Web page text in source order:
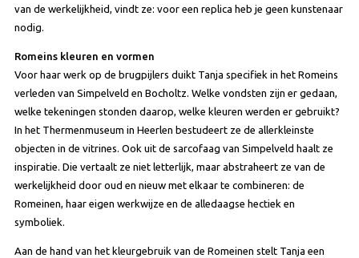
van de werkelijkheid, vindt ze: voor een replica heb je geen kunstenaar
nodig.
Romeins kleuren en vormen
Voor haar werk op de brugpijlers duikt Tanja specifiek in het Romeins
verleden van Simpelveld en Bocholtz. Welke vondsten zijn er gedaan,
welke tekeningen stonden daarop, welke kleuren werden er gebruikt?
In het Thermenmuseum in Heerlen bestudeert ze de allerkleinste
objecten in de vitrines. Ook uit de sarcofaag van Simpelveld haalt ze
inspiratie. Die vertaalt ze niet letterlijk, maar abstraheert ze van de
werkelijkheid door oud en nieuw met elkaar te combineren: de
Romeinen, haar eigen werkwijze en de alledaagse hectiek en
symboliek.
Aan de hand van het kleurgebruik van de Romeinen stelt Tanja een